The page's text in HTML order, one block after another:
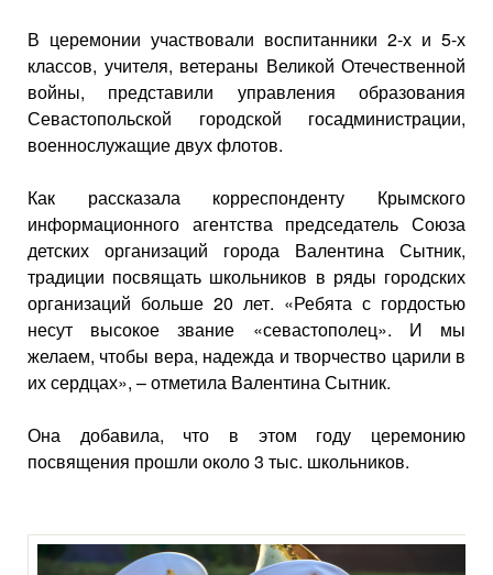
В церемонии участвовали воспитанники 2-х и 5-х
классов, учителя, ветераны Великой Отечественной
войны, представили управления образования
Севастопольской городской госадминистрации,
военнослужащие двух флотов.
Как рассказала корреспонденту Крымского
информационного агентства председатель Союза
детских организаций города Валентина Сытник,
традиции посвящать школьников в ряды городских
организаций больше 20 лет. «Ребята с гордостью
несут высокое звание «севастополец». И мы
желаем, чтобы вера, надежда и творчество царили в
их сердцах», – отметила Валентина Сытник.
Она добавила, что в этом году церемонию
посвящения прошли около 3 тыс. школьников.